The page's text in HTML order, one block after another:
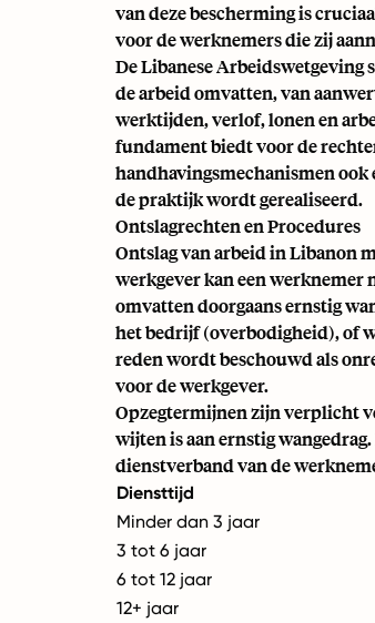
van deze bescherming is
voor de werknemers die zij
De Libanese Arbeidswetgeving
de arbeid omvatten, van
werktijden, verlof, lonen en
fundament biedt voor de
handhavingsmechanismen ook
de praktijk wordt gerealiseerd.
Ontslagrechten en Procedures
Ontslag van arbeid in Libanon
werkgever kan een werknemer
omvatten doorgaans ernstig
het bedrijf (overbodigheid), of
reden wordt beschouwd als
voor de werkgever.
Opzegtermijnen zijn verplicht
wijten is aan ernstig
dienstverband van de
Diensttijd
Minder dan 3 jaar
3 tot 6 jaar
6 tot 12 jaar
12+ jaar